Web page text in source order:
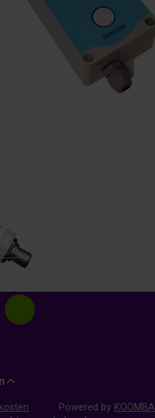
Powered by KOOMBA